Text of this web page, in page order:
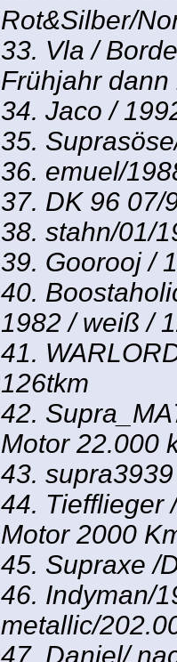
Rot&Silber/
33. Vla /
Frühjahr dann
34. Jaco /
35.
36. emuel/
37. DK 96 07/
38. stahn/01/
39. Goorooj /
40.
1982 / weiß /
41.
126tkm
42.
Motor 22.000
43.
44. Tiefflieger
Motor 2000
45. Supraxe /
46. Indyman/
metallic/
47. Daniel/